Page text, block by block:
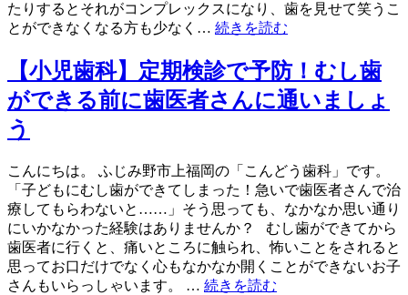
たりするとそれがコンプレックスになり、歯を見せて笑うこ
とができなくなる方も少なく… 続きを読む
【小児歯科】定期検診で予防！むし歯
ができる前に歯医者さんに通いましょ
う
こんにちは。 ふじみ野市上福岡の「こんどう歯科」です。
「子どもにむし歯ができてしまった！急いで歯医者さんで治
療してもらわないと……」そう思っても、なかなか思い通り
にいかなかった経験はありませんか？ むし歯ができてから
歯医者に行くと、痛いところに触られ、怖いことをされると
思ってお口だけでなく心もなかなか開くことができないお子
さんもいらっしゃいます。 … 続きを読む